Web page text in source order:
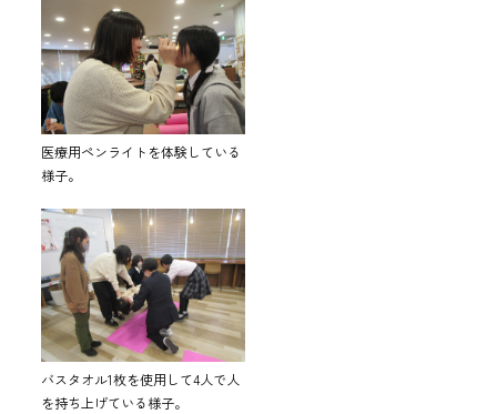
医療用ペンライトを体験している
様子。
バスタオル1枚を使用して4人で人
を持ち上げている様子。